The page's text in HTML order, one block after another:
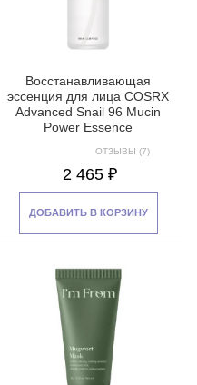
Восстанавливающая
эссенция для лица COSRX
Advanced Snail 96 Mucin
Power Essence
ОТЗЫВЫ (7)
2 465 ₽
ДОБАВИТЬ В КОРЗИНУ